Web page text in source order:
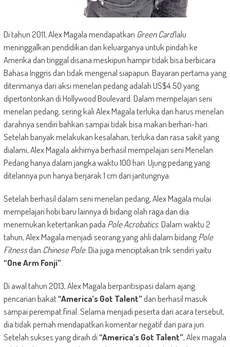
Di tahun 2011, Alex Magala mendapatkan Green Cardlalu
meninggalkan pendidikan dan keluarganya untuk pindah ke
Amerika dan tinggal disana meskipun hampir tidak bisa berbicara
Bahasa Inggris dan tidak mengenal siapapun. Bayaran pertama yang
diterimanya dari aksi menelan pedang adalah US$4.50 yang
dipertontonkan di Hollywood Boulevard. Dalam mempelajari seni
menelan pedang, sering kali Alex Magala terluka dan harus menelan
darahnya sendiri bahkan sampai tidak bisa makan berhari-hari.
Setelah banyak melakukan kesalahan, terluka dan rasa sakit yang
dialami, Alex Magala akhirnya berhasil mempelajari seni Menelan
Pedang hanya dalam jangka waktu 100 hari. Ujung pedang yang
ditelannya pun hanya berjarak 1 cm dari jantungnya.
Setelah berhasil dalam seni menelan pedang, Alex Magala mulai
mempelajari hobi baru lainnya di bidang olah raga dan dia
menemukan ketertarikan pada Pole Acrobatics. Dalam waktu 2
tahun, Alex Magala menjadi seorang yang ahli dalam bidangPole
Fitnessdan Chinese Pole. Dia juga menciptakan trik sendiri yaitu
“One Arm Fonji”.
Di awal tahun 2013, Alex Magala berparitisipasi dalam ajang
pencarian bakat“America’s Got Talent”dan berhasil masuk
sampai perempat final. Selama menjadi peserta dari acara tersebut,
dia tidak pernah mendapatkan komentar negatif dari para juri.
Setelah sukses yang diraih di“America’s Got Talent”, Alex magala